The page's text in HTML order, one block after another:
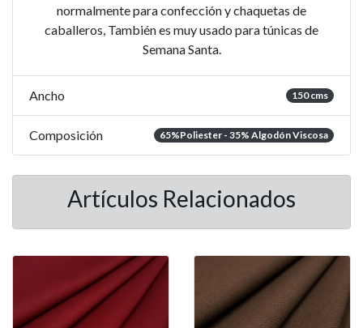
normalmente para confección y chaquetas de
caballeros, También es muy usado para túnicas de
Semana Santa.
Ancho 150 cms
Composición 65%Poliester - 35% Algodón Viscosa
Artículos Relacionados